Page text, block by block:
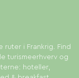
i Frankrig. Find
turismeerhverv og
hoteller,